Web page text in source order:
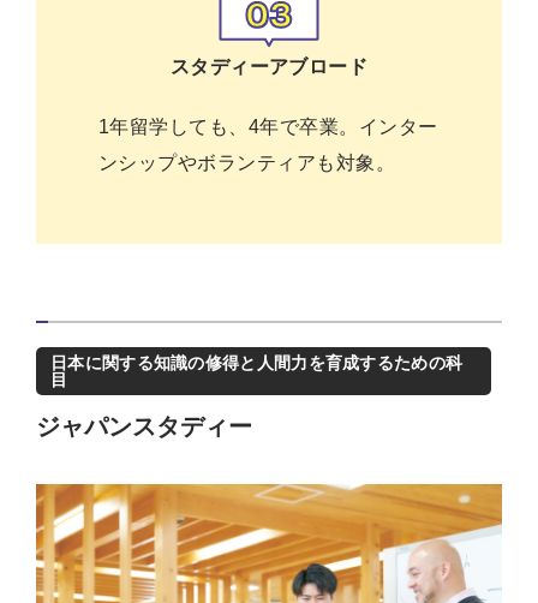
スタディーアブロード
1年留学しても、4年で卒業。インター
ンシップやボランティアも対象。
日本に関する知識の修得と人間力を育成するための科
目
ジャパンスタディー